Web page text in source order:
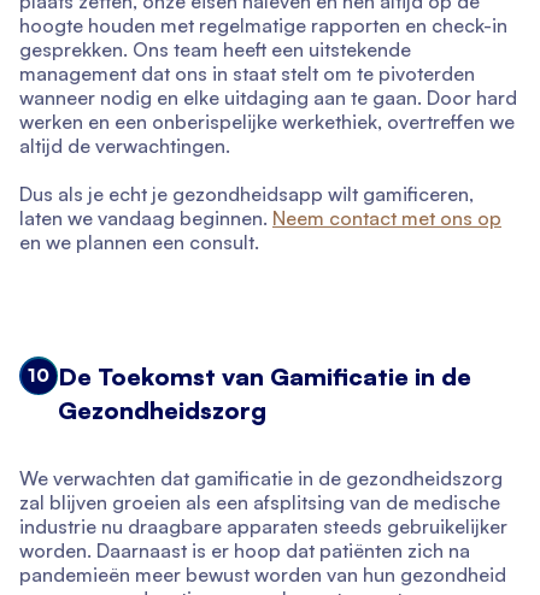
hoogte houden met regelmatige rapporten en check-in
gesprekken. Ons team heeft een uitstekende
management dat ons in staat stelt om te pivoterden
wanneer nodig en elke uitdaging aan te gaan. Door hard
werken en een onberispelijke werkethiek, overtreffen we
altijd de verwachtingen.
Dus als je echt je gezondheidsapp wilt gamificeren,
laten we vandaag beginnen. Neem contact met ons op
en we plannen een consult.
10 De Toekomst van Gamificatie in de
Gezondheidszorg
We verwachten dat gamificatie in de gezondheidszorg
zal blijven groeien als een afsplitsing van de medische
industrie nu draagbare apparaten steeds gebruikelijker
worden. Daarnaast is er hoop dat patiënten zich na
pandemieën meer bewust worden van hun gezondheid